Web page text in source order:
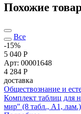
Похожие
Все
-15%
5 040 Р
Арт: 00001648
4 284 Р
доставка
Обществознание и
Комплект таблиц
мир" (8 табл., А1, лам.)